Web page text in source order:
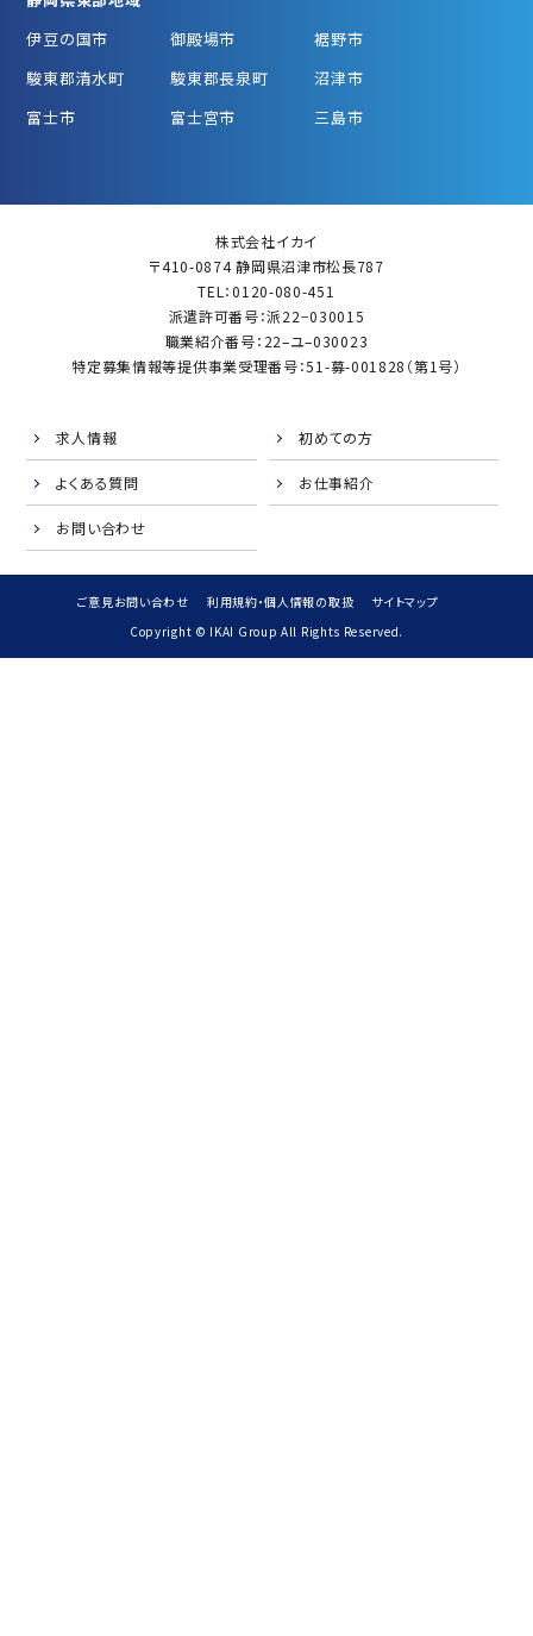
伊豆の国市
御殿場市
裾野市
駿東郡清水町
駿東郡長泉町
沼津市
富士市
富士宮市 三島市
株式会社イカイ
〒410-0874 静岡県沼津市松長787
TEL：0120-080-451
派遣許可番号：派22−030015
職業紹介番号：22–ユ–030023
特定募集情報等提供事業受理番号：51-募-001828（第1号）
求人情報 初めての方
よくある質問 お仕事紹介
お問い合わせ
ご意見お問い合わせ 利用規約・個人情報の取扱
サイトマップ
Copyright © IKAI Group All Rights Reserved.